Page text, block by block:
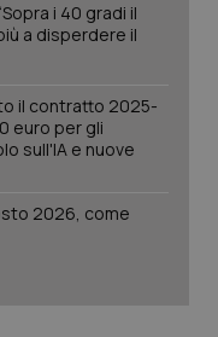
i 40 gradi il
a disperdere il
il contratto 2025-
euro per gli
sull'IA e nuove
2026, come
LLC